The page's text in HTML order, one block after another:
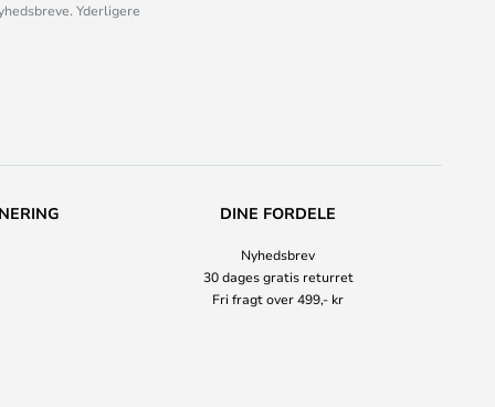
Yderligere
DINE FORDELE
Nyhedsbrev
30 dages gratis returret
Fri fragt over 499,- kr